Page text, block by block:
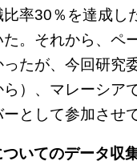
率30％を達成し
た。それから、ペ
ったが、今回研究
ら）、マレーシア
ーとして参加させ
いてのデータ収